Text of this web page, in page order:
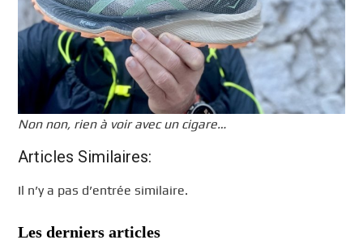
Non non, rien à voir avec un cigare…
Articles Similaires:
Il n’y a pas d’entrée similaire.
Les derniers articles